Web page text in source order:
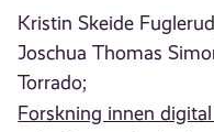
Kristin Skeide
Joschua Thomas
Torrado;
Forskning innen